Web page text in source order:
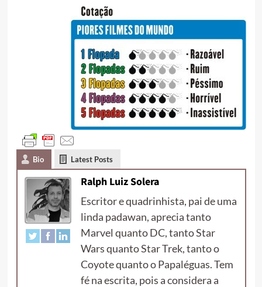
Bio Latest Posts
Ralph Luiz Solera
Escritor e quadrinhista, pai de uma
linda padawan, aprecia tanto
Marvel quanto DC, tanto Star
Wars quanto Star Trek, tanto o
Coyote quanto o Papaléguas. Tem
fé na escrita, pois a considera a